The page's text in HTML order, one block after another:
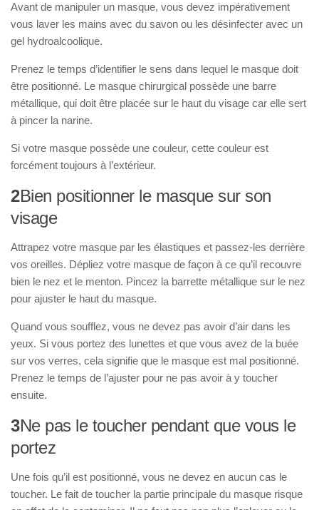
Avant de manipuler un masque, vous devez impérativement
vous laver les mains avec du savon ou les désinfecter avec un
gel hydroalcoolique.
Prenez le temps d’identifier le sens dans lequel le masque doit
être positionné. Le masque chirurgical possède une barre
métallique, qui doit être placée sur le haut du visage car elle sert
à pincer la narine.
Si votre masque possède une couleur, cette couleur est
forcément toujours à l’extérieur.
2Bien positionner le masque sur son
visage
Attrapez votre masque par les élastiques et passez-les derrière
vos oreilles. Dépliez votre masque de façon à ce qu’il recouvre
bien le nez et le menton. Pincez la barrette métallique sur le nez
pour ajuster le haut du masque.
Quand vous soufflez, vous ne devez pas avoir d’air dans les
yeux. Si vous portez des lunettes et que vous avez de la buée
sur vos verres, cela signifie que le masque est mal positionné.
Prenez le temps de l’ajuster pour ne pas avoir à y toucher
ensuite.
3Ne pas le toucher pendant que vous le
portez
Une fois qu’il est positionné, vous ne devez en aucun cas le
toucher. Le fait de toucher la partie principale du masque risque